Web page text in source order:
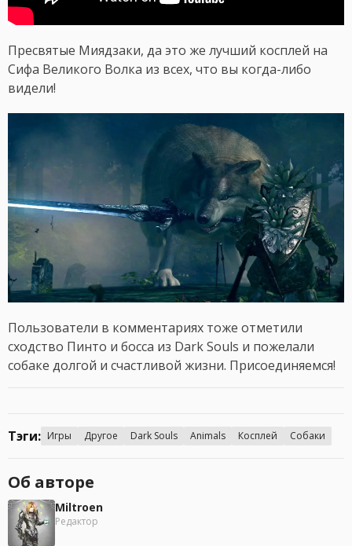
Пресвятые Миядзаки, да это же лучший косплей на
Сифа Великого Волка из всех, что вы когда-либо
видели!
Пользователи в комментариях тоже отметили
сходство Пинто и босса из Dark Souls и пожелали
собаке долгой и счастливой жизни. Присоединяемся!
Тэги: Игры Другое Dark Souls Animals Косплей Собаки
Об авторе
Miltroen
Редактор